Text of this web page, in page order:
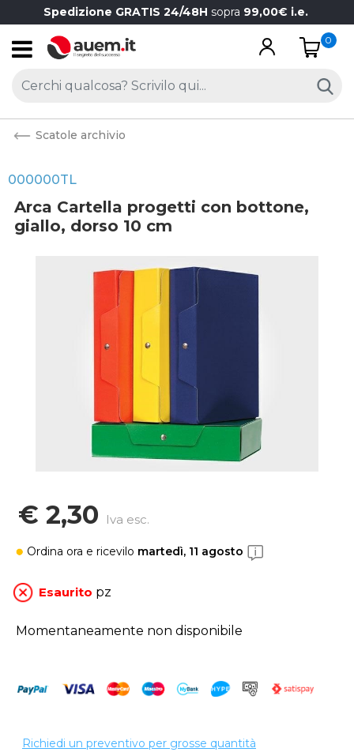
Spedizione GRATIS 24/48H sopra 99,00€ i.e.
Open
0
Scatole archivio
000000TL
Arca Cartella progetti con bottone,
giallo, dorso 10 cm
€ 2,30 Iva esc.
Ordina ora e ricevilo martedì, 11 agosto
Esaurito pz
Momentaneamente non disponibile
Richiedi un preventivo per grosse quantità